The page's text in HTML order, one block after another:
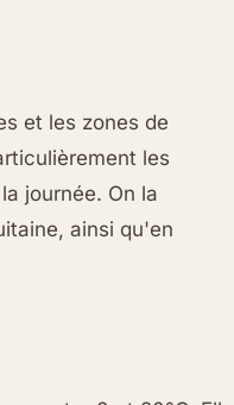
et les zones de
les
journée. On la
ainsi qu'en